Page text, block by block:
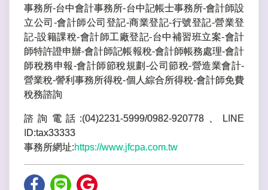
事務所-台中會計事務所-台中記帳士事務所-會計師設
立公司-會計師公司登記-商業登記-行號登記-營業登
記-設籍課稅-會計師工廠登記-台中補習班立案-會計
師特許證申辦-會計師記帳報稅-會計師帳務處理-會計
師稅務申報-會計師節稅規劃-公司節稅-營造業會計-
營業稅-謍利事務所得稅-個人綜合所得稅-會計師免費
稅務諮詢
諮詢電話:(04)2231-5999/0982-920778、LINE
ID:tax33333
事務所網址:https://www.jfcpa.com.tw